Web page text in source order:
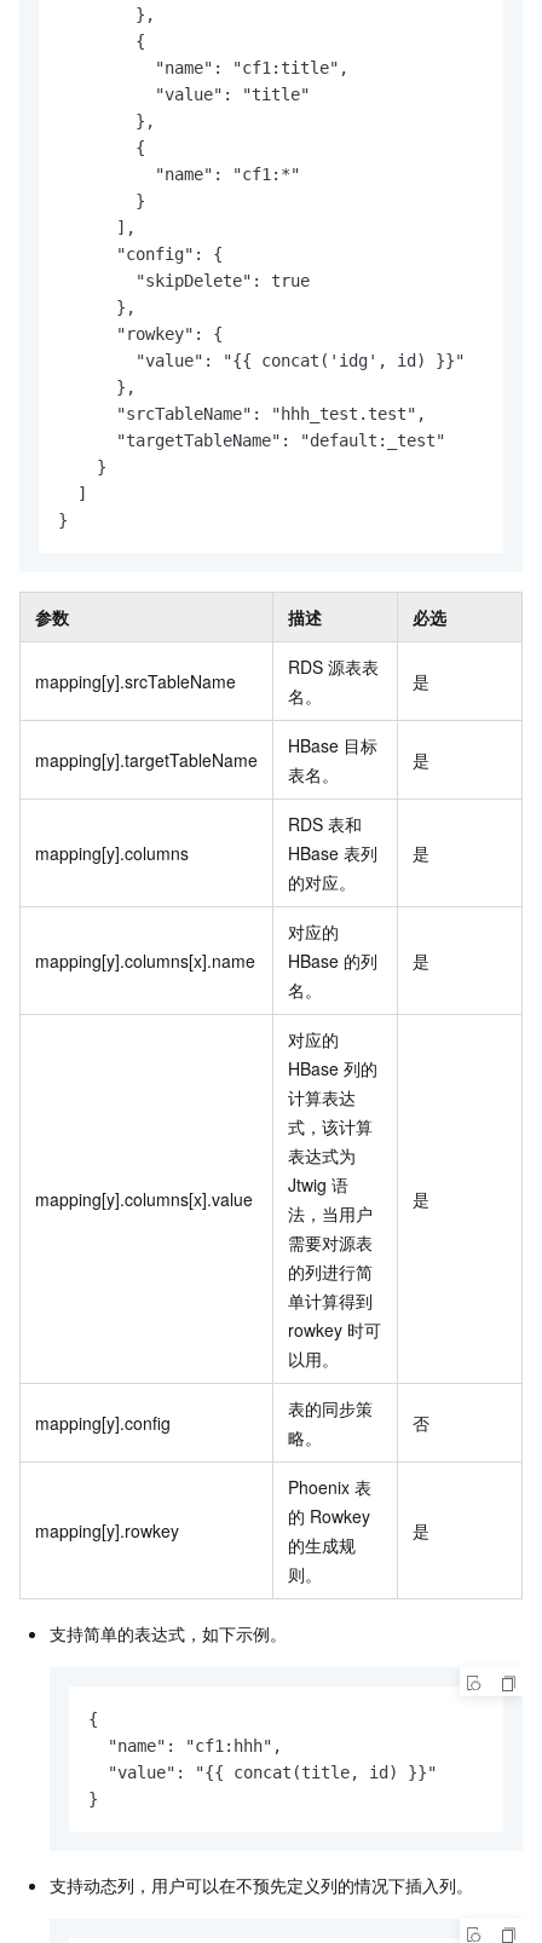
        },
        {
          "name": "cf1:title",
          "value": "title"
        },
        {
          "name": "cf1:*"
        }
      ],
      "config": {
        "skipDelete": true
      },
      "rowkey": {
        "value": "{{ concat('idg', id) }}"
      },
      "srcTableName": "hhh_test.test",
      "targetTableName": "default:_test"
    }
  ]
}
参数 描述 必选
mapping[y].srcTableName
RDS 源表表
名。
是
mapping[y].targetTableName
HBase 目标
表名。
是
mapping[y].columns
RDS 表和
HBase 表列
的对应。
是
mapping[y].columns[x].name
对应的
HBase 的列
名。
是
mapping[y].columns[x].value
对应的
HBase 列的
计算表达
式，该计算
表达式为
Jtwig 语
法，当用户
需要对源表
的列进行简
单计算得到
rowkey 时可
以用。
是
mapping[y].config
表的同步策
略。
否
mapping[y].rowkey
Phoenix 表
的 Rowkey
的生成规
则。
是
支持简单的表达式，如下示例。
{
  "name": "cf1:hhh",
  "value": "{{ concat(title, id) }}"
}
支持动态列，用户可以在不预先定义列的情况下插入列。